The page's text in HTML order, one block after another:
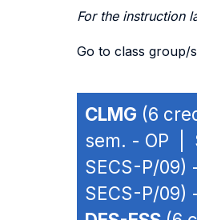
For the instruction
Go to class group/
CLMG (6
sem. - OP |
SECS-P/09)
SECS-P/09)